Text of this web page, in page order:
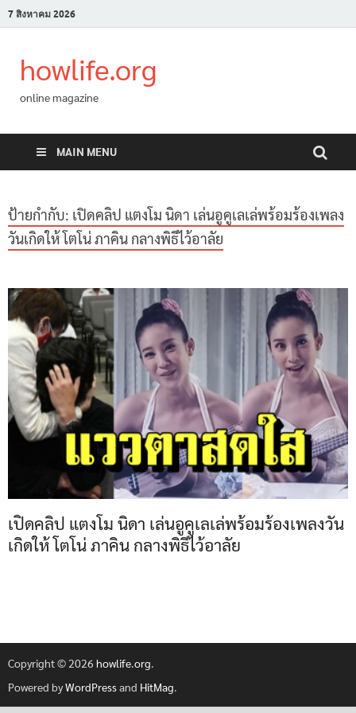
7 สิงหาคม 2026
howlife.org
online magazine
MAIN MENU
ป้ายกำกับ: เปิดคลิป แตงโม นิดา เล่นอูคูเลเล่พร้อมร้องเพลง
วันเกิดให้ โตโน่ ภาคิน กลางพิธีไว้อาลัย
เปิดคลิป แตงโม นิดา เล่นอูคูเลเล่พร้อมร้องเพลงวัน
เกิดให้ โตโน่ ภาคิน กลางพิธีไว้อาลัย
Copyright © 2026 howlife.org.
Powered byWordPressand HitMag.